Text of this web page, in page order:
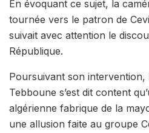
En évoquant ce sujet, la
tournée vers le patron de
suivait avec attention le
République.
Poursuivant son intervention,
Tebboune s’est dit content
algérienne fabrique de la
une allusion faite au groupe